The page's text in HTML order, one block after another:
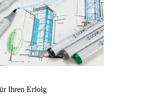
Ihren Erfolg